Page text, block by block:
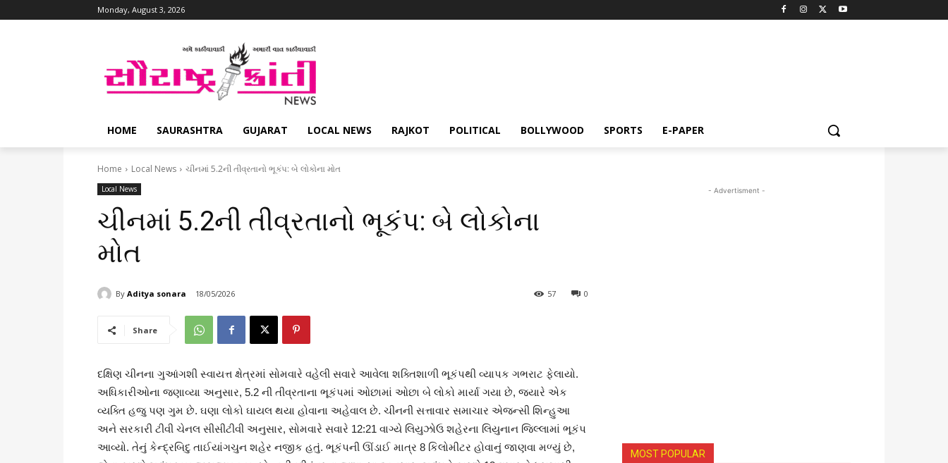
Monday, August 3, 2026
HOME SAURASHTRA GUJARAT LOCAL NEWS RAJKOT POLITICAL BOLLYWOOD SPORTS E-PAPER
Home Local News ચીનમાં 5.2ની તીવ્રતાનો ભૂકંપ: બે લોકોના મોત
Local News
ચીનમાં 5.2ની તીવ્રતાનો ભૂકંપ: બે લોકોના
મોત
By Aditya sonara 18/05/2026 0
57
Share
દક્ષિણ ચીનના ગુઆંગશી સ્વાયત્ત ક્ષેત્રમાં સોમવારે વહેલી સવારે આવેલા શક્તિશાળી ભૂકંપથી વ્યાપક ગભરાટ ફેલાયો.
અધિકારીઓના જણાવ્યા અનુસાર, 5.2 ની તીવ્રતાના ભૂકંપમાં ઓછામાં ઓછા બે લોકો માર્યા ગયા છે, જ્યારે એક
વ્યક્તિ હજુ પણ ગુમ છે. ઘણા લોકો ઘાયલ થયા હોવાના અહેવાલ છે. ચીનની સત્તાવાર સમાચાર એજન્સી શિન્હુઆ
અને સરકારી ટીવી ચેનલ સીસીટીવી અનુસાર, સોમવારે સવારે 12:21 વાગ્યે લિયુઝોઉ શહેરના લિયુનાન જિલ્લામાં ભૂકંપ
આવ્યો. તેનું કેન્દ્રબિદુ તાઈયાંગચુન શહેર નજીક હતું. ભૂકંપની ઊંડાઈ માત્ર 8 કિલોમીટર હોવાનું જાણવા મળ્યું છે,
- Advertisment -
MOST POPULAR